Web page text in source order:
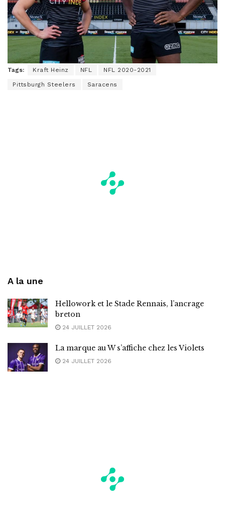
Tags: Kraft Heinz NFL NFL 2020-2021
Pittsburgh Steelers Saracens
A la une
Hellowork et le Stade Rennais, l’ancrage
breton
24 JUILLET 2026
La marque au W s’affiche chez les Violets
24 JUILLET 2026